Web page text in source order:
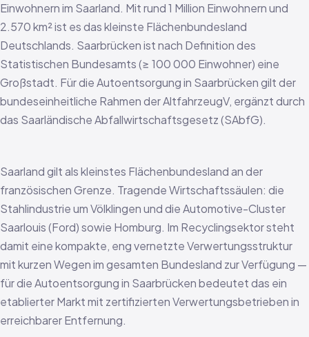
Einwohnern im Saarland. Mit rund 1 Million Einwohnern und
2.570 km² ist es das kleinste Flächenbundesland
Deutschlands. Saarbrücken ist nach Definition des
Statistischen Bundesamts (≥ 100 000 Einwohner) eine
Großstadt. Für die Autoentsorgung in Saarbrücken gilt der
bundeseinheitliche Rahmen der AltfahrzeugV, ergänzt durch
das Saarländische Abfallwirtschaftsgesetz (SAbfG).
Saarland gilt als kleinstes Flächenbundesland an der
französischen Grenze. Tragende Wirtschaftssäulen: die
Stahlindustrie um Völklingen und die Automotive-Cluster
Saarlouis (Ford) sowie Homburg. Im Recyclingsektor steht
damit eine kompakte, eng vernetzte Verwertungsstruktur
mit kurzen Wegen im gesamten Bundesland zur Verfügung —
für die Autoentsorgung in Saarbrücken bedeutet das ein
etablierter Markt mit zertifizierten Verwertungsbetrieben in
erreichbarer Entfernung.